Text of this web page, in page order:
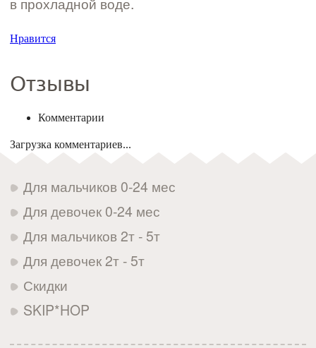
Нравится
Отзывы
Комментарии
Загрузка комментариев...
Для мальчиков 0-24 мес
Для девочек 0-24 мес
Для мальчиков 2т - 5т
Для девочек 2т - 5т
Скидки
SKIP*HOP